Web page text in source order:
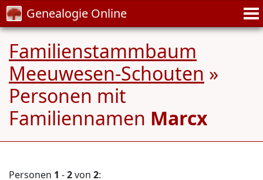
Genealogie Online
Familienstammbaum
Meeuwesen-Schouten »
Personen mit
Familiennamen Marcx
Personen 1 -2von 2: